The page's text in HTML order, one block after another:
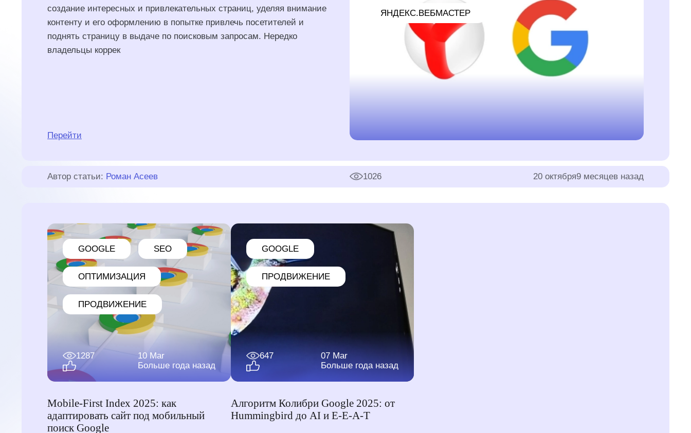
создание интересных и привлекательных страниц, уделяя внимание
контенту и его оформлению в попытке привлечь посетителей и
поднять страницу в выдаче по поисковым запросам. Нередко
владельцы коррек
Перейти
ЯНДЕКС.ВЕБМАСТЕР
Автор статьи: Роман Асеев 1026 20 октября9 месяцев назад
GOOGLE SEO
ОПТИМИЗАЦИЯ
ПРОДВИЖЕНИЕ
1287
10 Mar
Больше года назад
Mobile-First Index 2025: как
адаптировать сайт под мобильный
поиск Google
GOOGLE
ПРОДВИЖЕНИЕ
647
07 Mar
Больше года назад
Алгоритм Колибри Google 2025: от
Hummingbird до AI и E-E-A-T